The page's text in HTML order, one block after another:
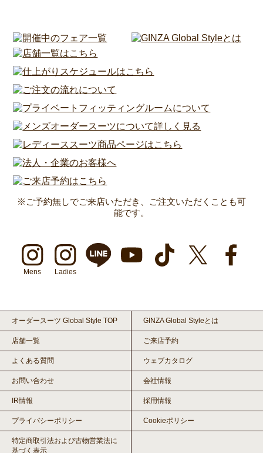
※ご予約無しでご来店いただき、ご注文いただくことも可
能です。
Mens Ladies
オーダースーツ Global Style TOP GINZA Global Styleとは
店舗一覧 ご来店予約
よくある質問 ウェブカタログ
お問い合わせ 会社情報
IR情報 採用情報
プライバシーポリシー Cookieポリシー
特定商取引法および古物営業法に
基づく表示